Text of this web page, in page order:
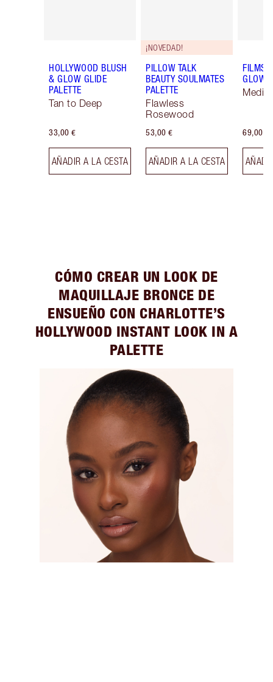
HOLLYWOOD BLUSH
& GLOW GLIDE
PALETTE
Tan to Deep
33,00 €
AÑADIR A LA CESTA
¡NOVEDAD!
PILLOW TALK
BEAUTY SOULMATES
PALETTE
Flawless
Rosewood
53,00 €
AÑADIR A LA CESTA
GLOW
69,00 €
CÓMO CREAR UN LOOK DE
MAQUILLAJE BRONCE DE
ENSUEÑO CON CHARLOTTE’S
HOLLYWOOD INSTANT LOOK IN A
PALETTE